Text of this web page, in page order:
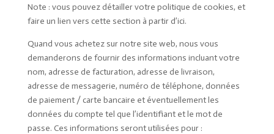
Note : vous pouvez détailler votre politique de cookies, et
faire un lien vers cette section à partir d’ici.
Quand vous achetez sur notre site web, nous vous
demanderons de fournir des informations incluant votre
nom, adresse de facturation, adresse de livraison,
adresse de messagerie, numéro de téléphone, données
de paiement / carte bancaire et éventuellement les
données du compte tel que l’identifiant et le mot de
passe. Ces informations seront utilisées pour :